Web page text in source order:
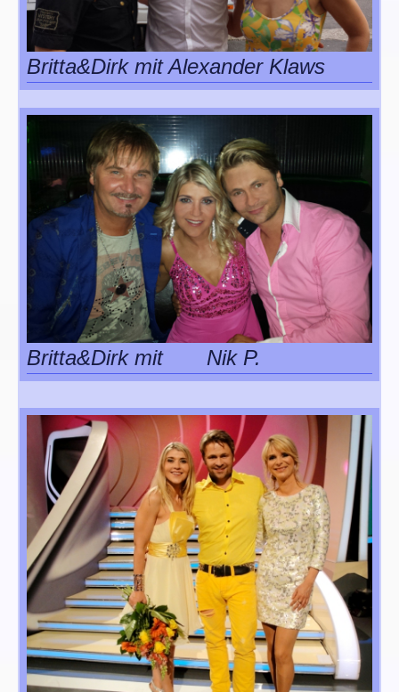
Britta&Dirk mit Alexander Klaws
Britta&Dirk mit Nik P.